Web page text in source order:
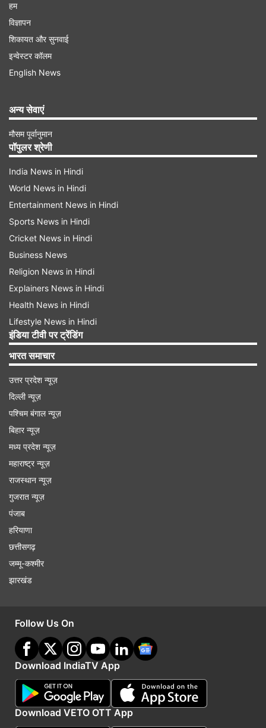
हम
विज्ञापन
शिकायत और सुनवाई
इन्वेस्टर कॉलम
English News
अन्य सेवाएं
मौसम पूर्वानुमान
पॉपुलर श्रेणी
India News in Hindi
World News in Hindi
Entertainment News in Hindi
Sports News in Hindi
Cricket News in Hindi
Business News
Religion News in Hindi
Explainers News in Hindi
Health News in Hindi
Lifestyle News in Hindi
इंडिया टीवी पर ट्रेंडिंग
भारत समाचार
उत्तर प्रदेश न्यूज़
दिल्ली न्यूज़
पश्चिम बंगाल न्यूज़
बिहार न्यूज़
मध्य प्रदेश न्यूज़
महाराष्ट्र न्यूज़
राजस्थान न्यूज़
गुजरात न्यूज़
पंजाब
हरियाणा
छत्तीसगढ़
जम्मू-कश्मीर
झारखंड
Follow Us On
Download IndiaTV App
Download VETO OTT App